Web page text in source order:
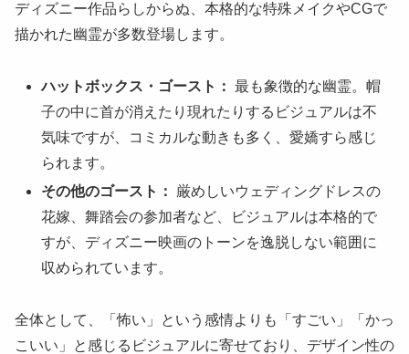
ディズニー作品らしからぬ、本格的な特殊メイクやCGで
描かれた幽霊が多数登場します。
ハットボックス・ゴースト： 最も象徴的な幽霊。帽
子の中に首が消えたり現れたりするビジュアルは不
気味ですが、コミカルな動きも多く、愛嬌すら感じ
られます。
その他のゴースト：
厳めしいウェディングドレスの
花嫁、舞踏会の参加者など、ビジュアルは本格的で
すが、ディズニー映画のトーンを逸脱しない範囲に
収められています。
全体として、「怖い」という感情よりも「すごい」「かっ
こいい」と感じるビジュアルに寄せており、デザイン性の